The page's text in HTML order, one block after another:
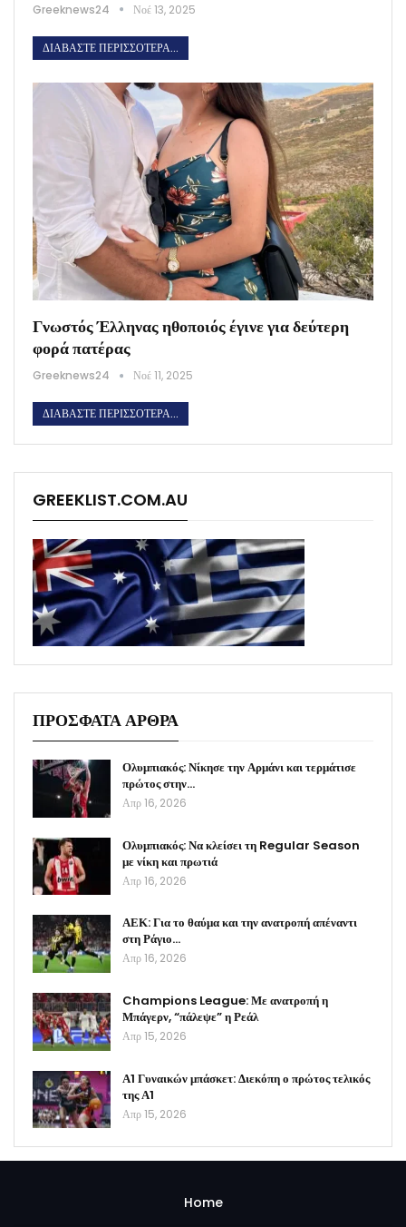
Greeknews24 Νοέ 13, 2025
ΔΙΑΒΆΣΤΕ ΠΕΡΙΣΣΌΤΕΡΑ...
Γνωστός Έλληνας ηθοποιός έγινε για δεύτερη
φορά πατέρας
Greeknews24 Νοέ 11, 2025
ΔΙΑΒΆΣΤΕ ΠΕΡΙΣΣΌΤΕΡΑ...
GREEKLIST.COM.AU
ΠΡΟΣΦΑΤΑ ΑΡΘΡΑ
Ολυμπιακός: Νίκησε την Αρμάνι και τερμάτισε
πρώτος στην…
Απρ 16, 2026
Ολυμπιακός: Να κλείσει τη Regular Season
με νίκη και πρωτιά
Απρ 16, 2026
ΑΕΚ: Για το θαύμα και την ανατροπή απέναντι
στη Ράγιο…
Απρ 16, 2026
Champions League: Με ανατροπή η
Μπάγερν, “πάλεψε” η Ρεάλ
Απρ 15, 2026
Α1 Γυναικών μπάσκετ: Διεκόπη ο πρώτος τελικός
της Α1
Απρ 15, 2026
Home